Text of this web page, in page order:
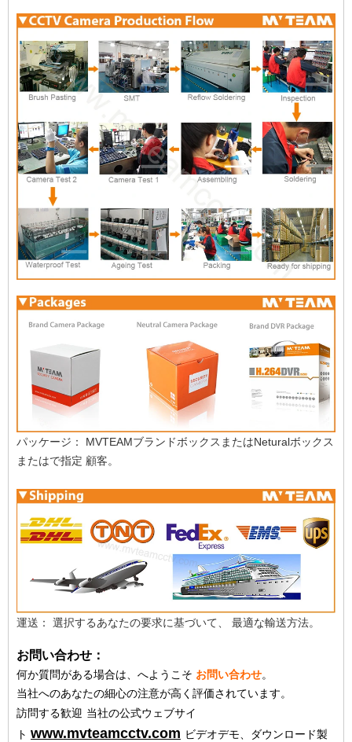
パッケージ：
MVTEAMブランドボックスまたはNeturalボックス
またはで指定 顧客。
運送： 選択するあなたの要求に基づいて、 最適な輸送方法。
お問い合わせ：
何か質問がある場合は、へようこそ お問い合わせ。
当社へのあなたの細心の注意が高く評価されています。
訪問する歓迎 当社の公式ウェブサイ
ト www.mvteamcctv.com ビデオデモ、ダウンロード製